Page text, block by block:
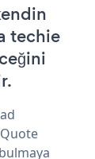
techie